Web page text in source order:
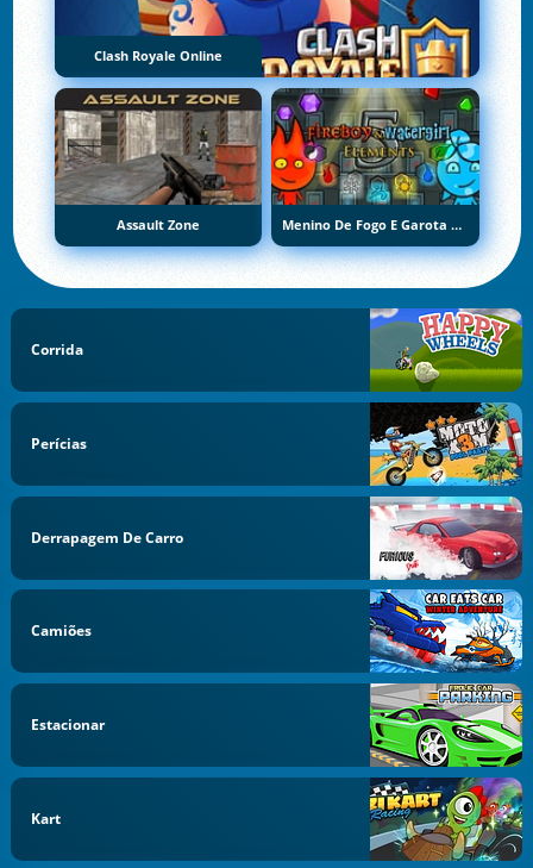
Clash Royale Online
Assault Zone Menino De Fogo E Garota De Água 5: Elementos
Corrida
Perícias
Derrapagem De Carro
Camiões
Estacionar
Kart